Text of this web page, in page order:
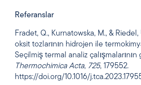
Referanslar
Fradet, Q., Kurnatowska, M., &
oksit tozlarının hidrojen ile
Seçilmiş termal analiz
Thermochimica Acta, 725, 179552.
https://doi.org/10.1016/